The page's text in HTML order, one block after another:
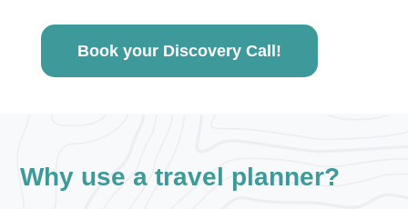
Book your Discovery Call!
Why use a travel planner?